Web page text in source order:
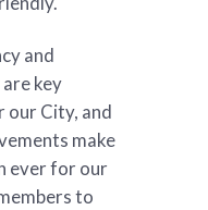
and
key
City, and
make
ever for our
to